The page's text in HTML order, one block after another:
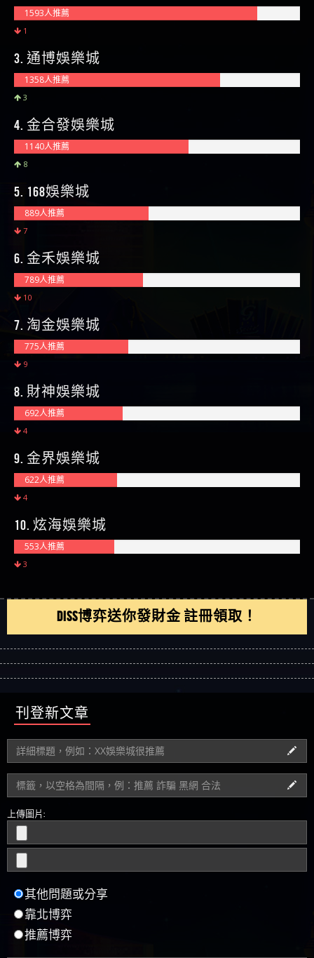
1593人推薦
1
3. 通博娛樂城
1358人推薦
3
4. 金合發娛樂城
1140人推薦
8
5. 168娛樂城
889人推薦
7
6. 金禾娛樂城
789人推薦
10
7. 淘金娛樂城
775人推薦
9
8. 財神娛樂城
692人推薦
4
9. 金界娛樂城
622人推薦
4
10. 炫海娛樂城
553人推薦
3
DISS博弈送你發財金 註冊領取！
刊登新文章
上傳圖片:
其他問題或分享
靠北博弈
推薦博弈